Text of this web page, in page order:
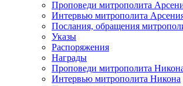
Проповеди митрополита
Интервью митрополита
Послания, обращения
Указы
Распоряжения
Награды
Проповеди митрополита
Интервью митрополита Никона